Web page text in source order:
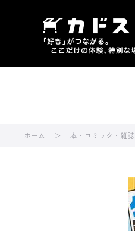
ホーム 本・コミック・雑誌